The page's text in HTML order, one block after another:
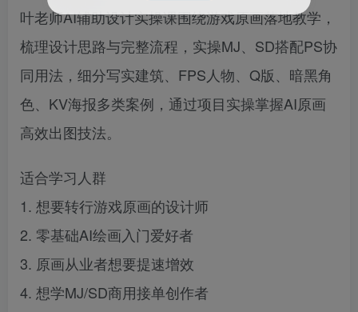
叶老师AI辅助设计实操课围绕游戏原画落地教学，
梳理设计思路与完整流程，实操MJ、SD搭配PS协
同用法，细分写实建筑、FPS人物、Q版、暗黑角
色、KV海报多类案例，通过项目实操掌握AI原画
高效出图技法。
适合学习人群
1. 想要转行游戏原画的设计师
2. 零基础AI绘画入门爱好者
3. 原画从业者想要提速增效
4. 想学MJ/SD商用接单创作者